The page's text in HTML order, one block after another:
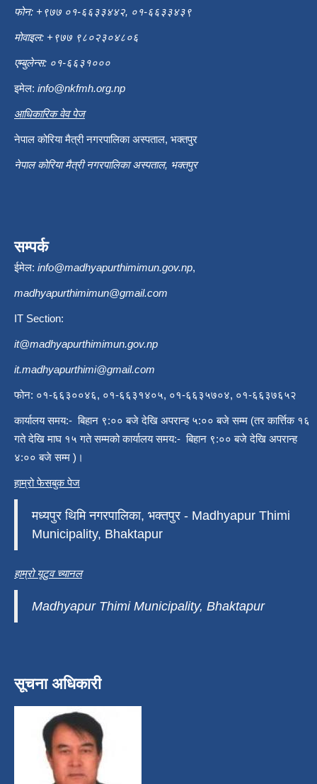
फोन: +९७७ ०१-६६३३४४२, ०१-६६३३४३९
मोवाइल: +९७७ ९८०२३०४८०६
एम्बुलेन्स: ०१-६६३१०००
इमेल: info@nkfmh.org.np
आधिकारिक वेव पेज
नेपाल कोरिया मैत्री नगरपालिका अस्पताल, भक्तपुर
नेपाल कोरिया मैत्री नगरपालिका अस्पताल, भक्तपुर
सम्पर्क
ईमेल: info@madhyapurthimimun.gov.np,
madhyapurthimimun@gmail.com
IT Section:
it@madhyapurthimimun.gov.np
it.madhyapurthimi@gmail.com
फोन: ०१-६६३००४६, ०१-६६३१४०५, ०१-६६३५७०४, ०१-६६३७६५२
कार्यालय समय:- बिहान ९:०० बजे देखि अपरान्ह ५:०० बजे सम्म (तर कार्त्तिक १६
गते देखि माघ १५ गते सम्मको कार्यालय समय:- बिहान ९:०० बजे देखि अपरान्ह
४:०० बजे सम्म )।
हाम्रो फेसबुक पेज
मध्यपुर थिमि नगरपालिका, भक्तपुर - Madhyapur Thimi
Municipality, Bhaktapur
हाम्रो यूटुव च्यानल
Madhyapur Thimi Municipality, Bhaktapur
सूचना अधिकारी